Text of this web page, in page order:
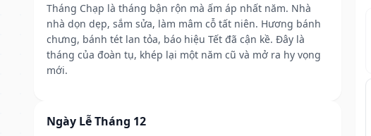
Tháng Chạp là tháng bận rộn mà ấm áp nhất năm. Nhà
nhà dọn dẹp, sắm sửa, làm mâm cỗ tất niên. Hương bánh
chưng, bánh tét lan tỏa, báo hiệu Tết đã cận kề. Đây là
tháng của đoàn tụ, khép lại một năm cũ và mở ra hy vọng
mới.
Ngày Lễ Tháng 12